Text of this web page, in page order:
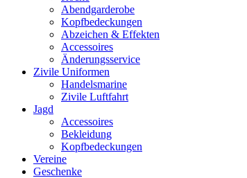
Abendgarderobe
Kopfbedeckungen
Abzeichen & Effekten
Accessoires
Änderungsservice
Zivile Uniformen
Handelsmarine
Zivile Luftfahrt
Jagd
Accessoires
Bekleidung
Kopfbedeckungen
Vereine
Geschenke